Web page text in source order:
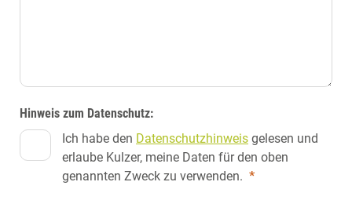
Hinweis zum Datenschutz:
Ich habe den Datenschutzhinweis gelesen und
erlaube Kulzer, meine Daten für den oben
genannten Zweck zu verwenden. *